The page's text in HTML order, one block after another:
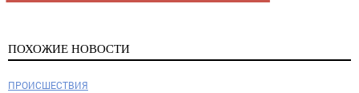
ПОХОЖИЕ НОВОСТИ
ПРОИСШЕСТВИЯ